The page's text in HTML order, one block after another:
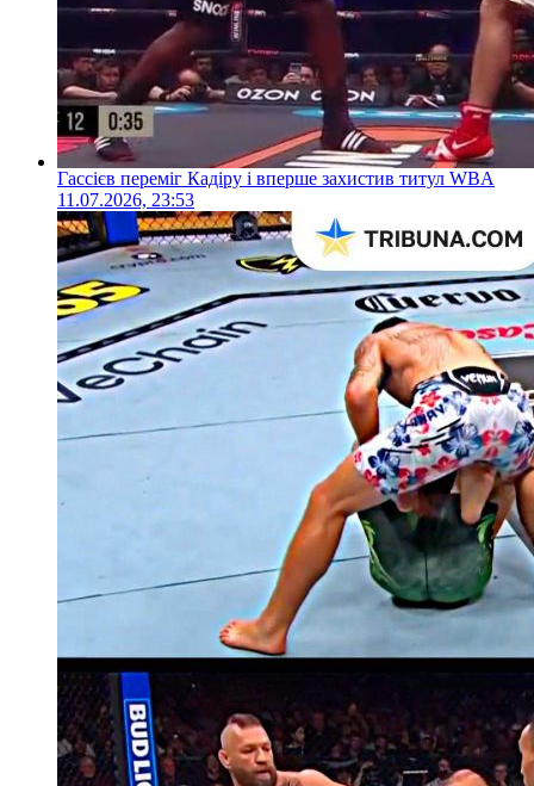
Гассієв переміг Кадіру і вперше захистив титул WBA
11.07.2026, 23:53